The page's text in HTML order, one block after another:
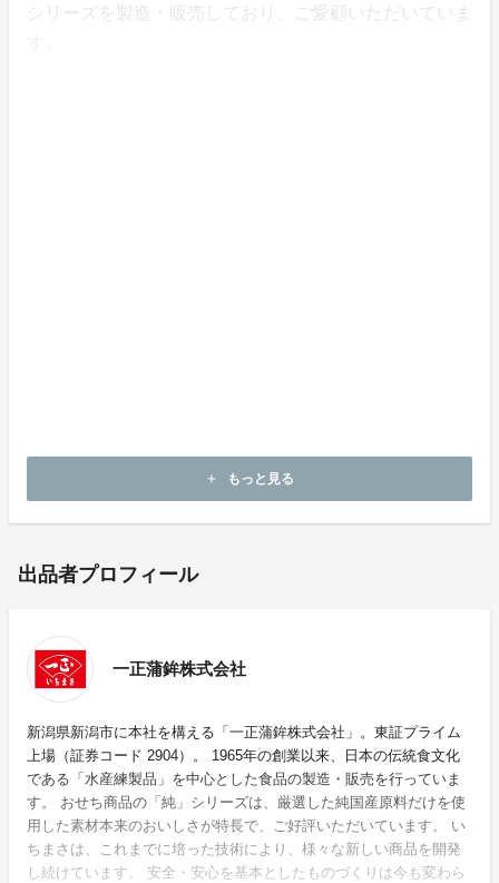
シリーズを製造・販売しており、ご愛顧いただいていま
ご支援のほどよろしくお願いいたします。
add もっと見る
出品者プロフィール
一正蒲鉾株式会社
新潟県新潟市に本社を構える「一正蒲鉾株式会社」。東証プライム
上場（証券コード 2904）。 1965年の創業以来、日本の伝統食文化
である「水産練製品」を中心とした食品の製造・販売を行っていま
す。 おせち商品の「純」シリーズは、厳選した純国産原料だけを使
用した素材本来のおいしさが特長で、ご好評いただいています。 い
ちまさは、これまでに培った技術により、様々な新しい商品を開発
し続けています。 安全・安心を基本としたものづくりは今も変わら